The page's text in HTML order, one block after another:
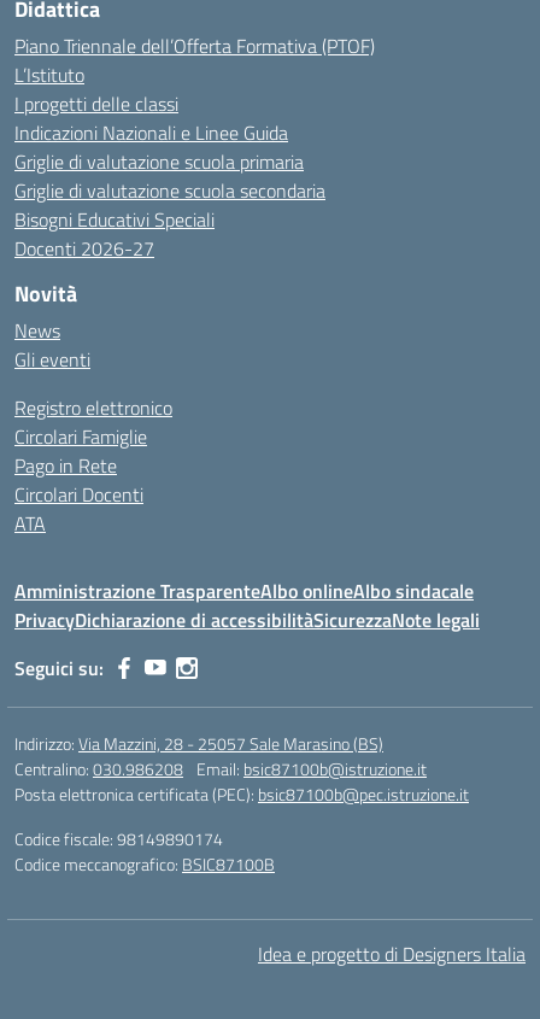
Didattica
Piano Triennale dell’Offerta Formativa (PTOF)
L’Istituto
I progetti delle classi
Indicazioni Nazionali e Linee Guida
Griglie di valutazione scuola primaria
Griglie di valutazione scuola secondaria
Bisogni Educativi Speciali
Docenti 2026-27
Novità
News
Gli eventi
Registro elettronico
Circolari Famiglie
Pago in Rete
Circolari Docenti
ATA
Amministrazione TrasparenteAlbo onlineAlbo sindacale
PrivacyDichiarazione di accessibilitàSicurezzaNote legali
Seguici su:
Indirizzo:Via Mazzini, 28 - 25057 Sale Marasino (BS)
Centralino:030.986208 Email: bsic87100b@istruzione.it
Posta elettronica certificata (PEC): bsic87100b@pec.istruzione.it
Codice fiscale: 98149890174
Codice meccanografico: BSIC87100B
Idea e progetto di Designers Italia